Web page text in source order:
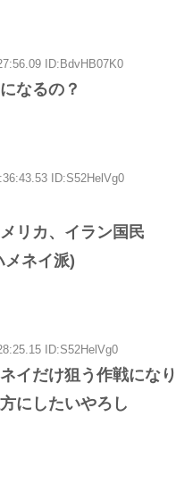
ID:BdvHB07K0
なるの？
ID:S52HelVg0
リカ、イラン国民
メネイ派)
ID:S52HelVg0
イだけ狙う作戦にな
にしたいやろし